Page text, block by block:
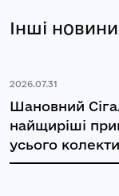
Інші новини
2026.07.31
Шановний
найщиріші
усього